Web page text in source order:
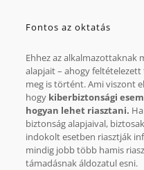
Fontos az oktatás
Ehhez az alkalmazottaknak
alapjait – ahogy
meg is történt. Ami viszont
hogykiberbiztonsági
hogyan lehet riasztani.
biztonság alapjaival,
indokolt esetben riasztják
mindig jobb több hamis
támadásnak áldozatul esni.